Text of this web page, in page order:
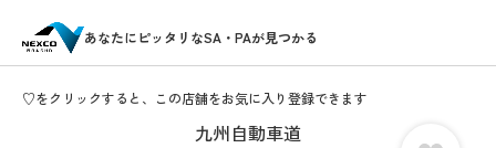
あなたにピッタリなSA・PAが見つかる
♡をクリックすると、この店舗をお気に入り登録できます
九州自動車道